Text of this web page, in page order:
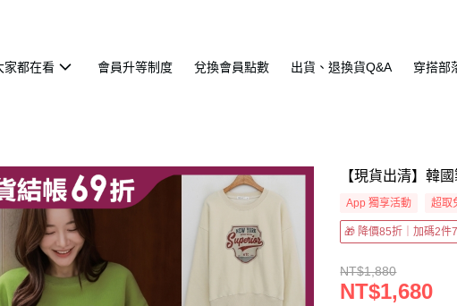
家都在看 會員升等制度 兌換會員點數 出貨、退換貨Q&A 穿搭部
【現貨出清】韓
App 獨享活動 超取
🎁 降價85折｜加碼2件
NT$1,880
NT$1,680